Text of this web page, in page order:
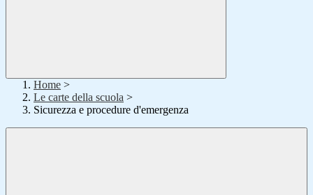
Home >
Le carte della scuola >
Sicurezza e procedure d'emergenza